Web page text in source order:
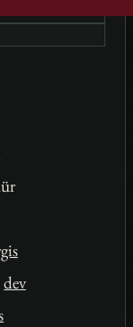
dev